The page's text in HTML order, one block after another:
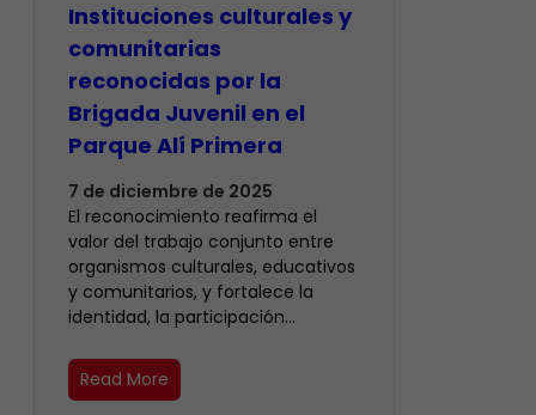
Instituciones culturales y
comunitarias
reconocidas por la
Brigada Juvenil en el
Parque Alí Primera
7 de diciembre de 2025
El reconocimiento reafirma el
valor del trabajo conjunto entre
organismos culturales, educativos
y comunitarios, y fortalece la
identidad, la participación…
Read More